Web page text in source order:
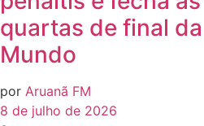
quartas de final
Mundo
por Aruanã FM
8 de julho de 2026